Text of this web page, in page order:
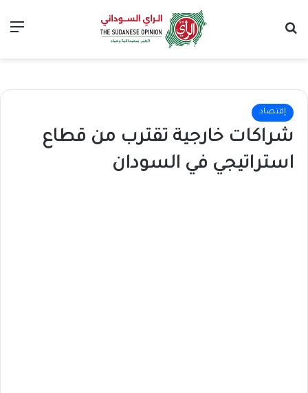
إقتصاد
شراكات خارجية تقترب من قطاع
استراتيجي في السودان